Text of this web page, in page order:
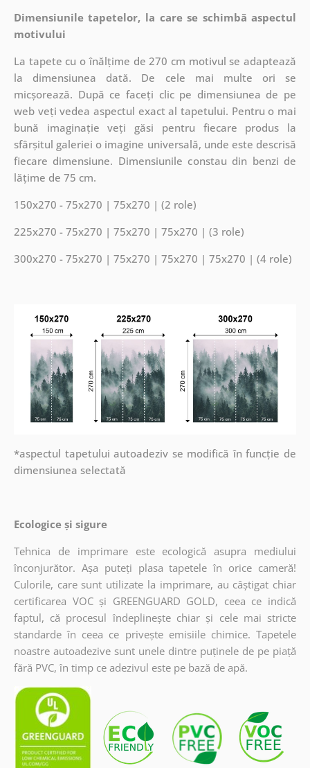
Dimensiunile tapetelor, la care se schimbă aspectul
motivului
La tapete cu o înălțime de 270 cm motivul se adaptează
la dimensiunea dată. De cele mai multe ori se
micșorează. După ce faceți clic pe dimensiunea de pe
web veți vedea aspectul exact al tapetului. Pentru o mai
bună imaginație veți găsi pentru fiecare produs la
sfârșitul galeriei o imagine universală, unde este descrisă
fiecare dimensiune. Dimensiunile constau din benzi de
lățime de 75 cm.
150x270 - 75x270 | 75x270 | (2 role)
225x270 - 75x270 | 75x270 | 75x270 | (3 role)
300x270 - 75x270 | 75x270 | 75x270 | 75x270 | (4 role)
*aspectul tapetului autoadeziv se modifică în funcție de
dimensiunea selectată
Ecologice și sigure
Tehnica de imprimare este ecologică asupra mediului
înconjurător. Așa puteți plasa tapetele în orice cameră!
Culorile, care sunt utilizate la imprimare, au câștigat chiar
certificarea VOC și GREENGUARD GOLD, ceea ce indică
faptul, că procesul îndeplinește chiar și cele mai stricte
standarde în ceea ce privește emisiile chimice. Tapetele
noastre autoadezive sunt unele dintre puținele de pe piață
fără PVC, în timp ce adezivul este pe bază de apă.